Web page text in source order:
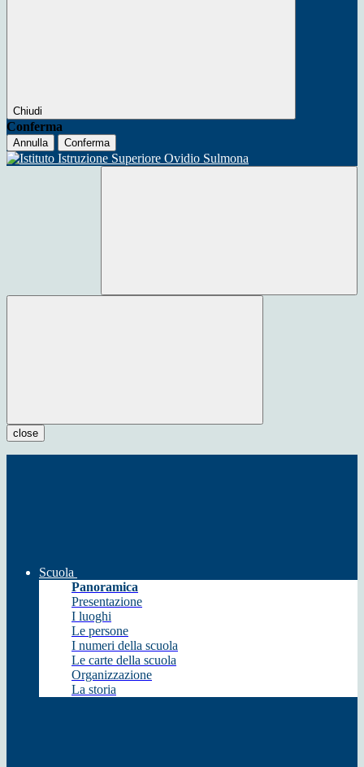
Chiudi
Conferma
Annulla Conferma
close
Scuola
Panoramica
Presentazione
I luoghi
Le persone
I numeri della scuola
Le carte della scuola
Organizzazione
La storia